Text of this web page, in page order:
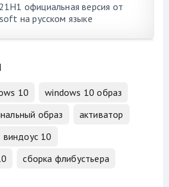
официальная версия от
на русском языке
10
windows 10 образ
образ
активатор
виндоус 10
сборка флибустьера